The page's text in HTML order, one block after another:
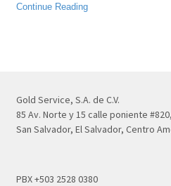
Continue Reading
Gold Service, S.A. de C.V.
85 Av. Norte y 15 calle poniente
San Salvador, El Salvador, Centro
PBX +503 2528 0380